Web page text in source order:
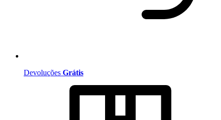
Devoluções Grátis